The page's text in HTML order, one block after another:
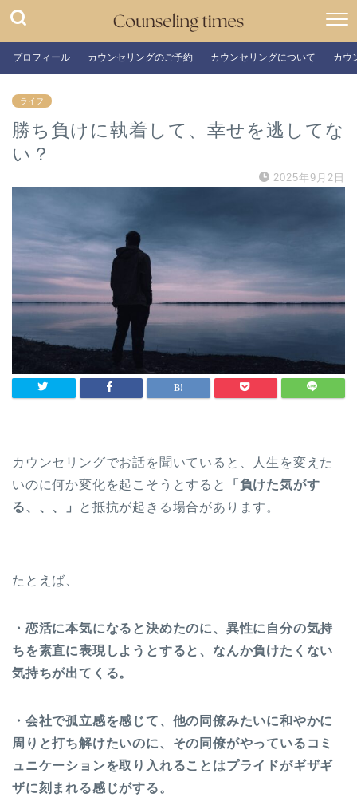
プロフィール カウンセリングのご予約 カウンセリングについて カウ
ライフ
勝ち負けに執着して、幸せを逃してな
い？
2025年9月2日
カウンセリングでお話を聞いていると、人生を変えた
いのに何か変化を起こそうとすると
「負けた気がす
る、、、」
と抵抗が起きる場合があります。
たとえば、
・恋活に本気になると決めたのに、異性に自分の気持
ちを素直に表現しようとすると、なんか負けたくない
気持ちが出てくる。
・会社で孤立感を感じて、他の同僚みたいに和やかに
周りと打ち解けたいのに、その同僚がやっているコミ
ュニケーションを取り入れることはプライドがギザギ
ザに刻まれる感じがする。